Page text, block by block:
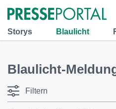
Storys Blaulicht
Blaulicht-
Filtern